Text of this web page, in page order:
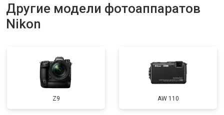
Другие модели фотоаппаратов
Nikon
Z9 AW 110